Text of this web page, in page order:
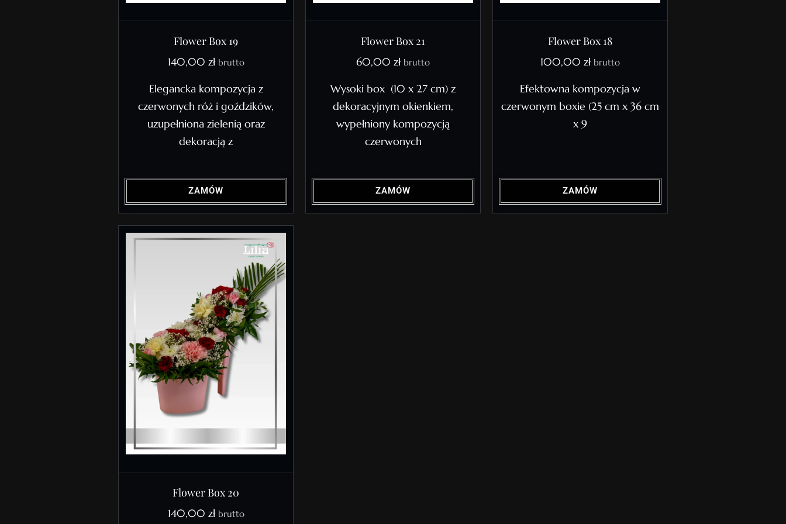
Flower Box 19
140,00 zł brutto
Elegancka kompozycja z
czerwonych róż i goździków,
uzupełniona zielenią oraz
dekoracją z
ZAMÓW
Flower Box 21
60,00 zł brutto
Wysoki box (10 x 27 cm) z
dekoracyjnym okienkiem,
wypełniony kompozycją
czerwonych
ZAMÓW
Flower Box 18
100,00 zł brutto
Efektowna kompozycja w
czerwonym boxie (25 cm x 36 cm
x 9
ZAMÓW
Flower Box 20
140,00 zł brutto